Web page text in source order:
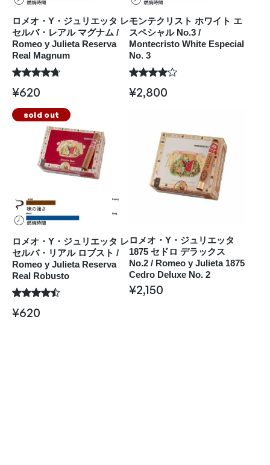
ロメオ・Y・ジュリエッタ レ
セルバ・レアル マグナム /
Romeo y Julieta Reserva
Real Magnum
¥620
モンテクリスト ホワイト エ
スペシャル No.3 /
Montecristo White Especial
No. 3
¥2,800
sold out
ロメオ・Y・ジュリエッタ レ
セルバ・リアル ロブスト /
Romeo y Julieta Reserva
Real Robusto
¥620
ロメオ・Y・ジュリエッタ
1875 セドロ デラックス
No.2 / Romeo y Julieta 1875
Cedro Deluxe No. 2
¥2,150